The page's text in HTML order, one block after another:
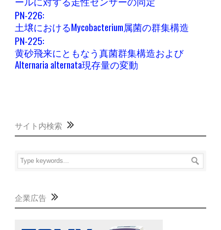
PN-226:
土壌におけるMycobacterium属菌の群集構造
PN-225:
黄砂飛来にともなう真菌群集構造および
Alternaria alternata現存量の変動
サイト内検索
企業広告